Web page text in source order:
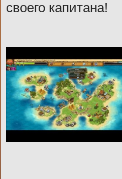
своего капитана!